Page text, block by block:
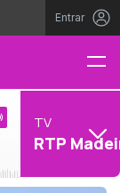
Entrar
TV
RTP